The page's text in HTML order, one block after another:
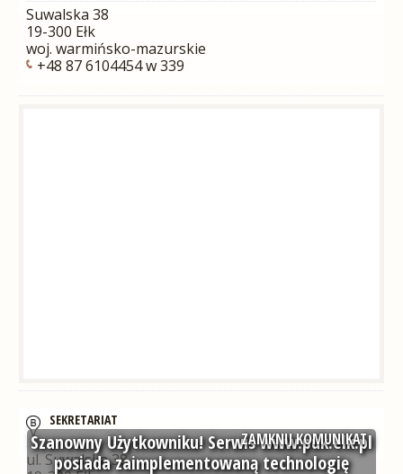
Suwalska 38
19-300 Ełk
woj. warmińsko-mazurskie
+48 87 6104454 w 339
SEKRETARIAT
ul. Suwalska 38
ZAMKNIJ KOMUNIKAT
Szanowny Użytkowniku! Serwis www.puk.elk.pl
posiada zaimplementowaną technologię